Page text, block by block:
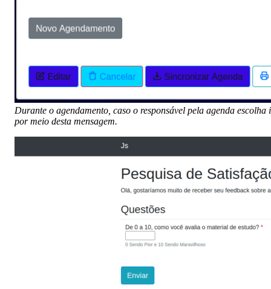
Durante o agendamento, caso o responsável pela agenda
por meio desta mensagem.